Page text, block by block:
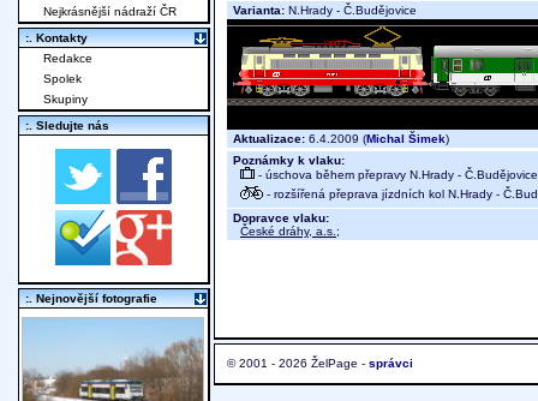
Varianta: N.Hrady - Č.Budějovice
Aktualizace: 6.4.2009 (Michal Šimek)
Poznámky k vlaku:
- úschova během přepravy N.Hrady - Č.Budějovice
- rozšířená přeprava jízdních kol N.Hrady -
Dopravce vlaku:
České dráhy, a.s. ;
© 2001 - 2026 ŽelPage - správci
Nejkrásnější nádraží ČR
:. Kontakty
Redakce
Spolek
Skupiny
:. Sledujte nás
:. Nejnovější fotografie